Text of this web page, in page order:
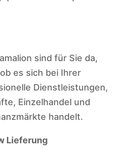
sind für Sie da,
es sich bei Ihrer
Dienstleistungen,
Einzelhandel und
handelt.
Lieferung